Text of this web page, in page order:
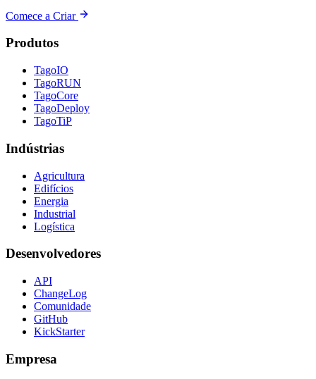
Comece a Criar
Produtos
TagoIO
TagoRUN
TagoCore
TagoDeploy
TagoTiP
Indústrias
Agricultura
Edifícios
Energia
Industrial
Logística
Desenvolvedores
API
ChangeLog
Comunidade
GitHub
KickStarter
Empresa